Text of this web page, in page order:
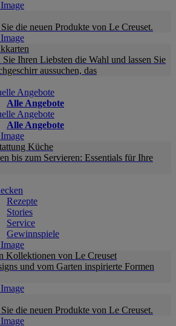
die neuen Produkte von Le Creuset.
Sie Ihren Liebsten die Wahl und lassen Sie
aussuchen, das
Angebote
Alle Angebote
Angebote
Alle Angebote
Küche
bis zum Servieren: Essentials für Ihre
Rezepte
Stories
Service
Gewinnspiele
Kollektionen von Le Creuset
und vom Garten inspirierte Formen
die neuen Produkte von Le Creuset.